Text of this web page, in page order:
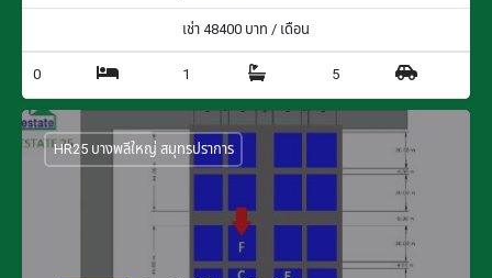
เช่า48400 บาท / เดือน
0 1 5
HR25 บางพลีใหญ่ สมุทรปราการ